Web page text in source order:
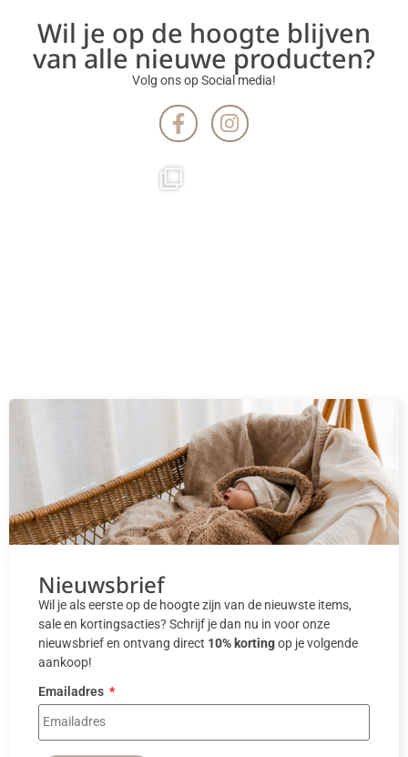
Wil je op de hoogte blijven
van alle nieuwe producten?
Volg ons op Social media!
Nieuwsbrief
Wil je als eerste op de hoogte zijn van de nieuwste items,
sale en kortingsacties? Schrijf je dan nu in voor onze
nieuwsbrief en ontvang direct 10% kortingop je volgende
aankoop!
Emailadres